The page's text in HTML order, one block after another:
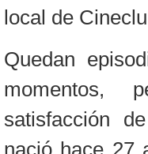
local de
Quedan
momentos,
satisfacción
nació hace 27